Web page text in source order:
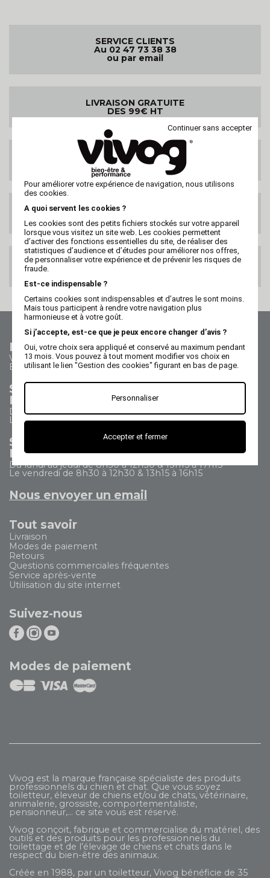
SERVICE CLIENTS
Au 02 47 73 38 38
ou par email
LIVRAISON GRATUITE
DES 99€ HT
LIVRAISON PARTOUT
DANS LE MONDE
SATISFAIT OU
REMBOURSE
PAIEMENT 100%
Nous contacter
Vos questions - nos réponses
Besoin d'aide ?
Service Commercial
Nous appeler au 02 47 73 38 38
Du lundi au jeudi de 8h30 à 17h30
Le vendredi de 8h30 à 17h
Service Après Vente
Nous appeler au 02 47 73 38 38
Du lundi au jeudi de 8h30 à 12h30 & 13h15 à 17h15
Le vendredi de 8h30 à 12h30 & 13h15 à 16h15
Nous envoyer un email
Tout savoir
Livraison
Modes de paiement
Retours
Questions commerciales fréquentes
Service après-vente
Utilisation du site internet
Suivez-nous
Modes de paiement
Vivog est la marque française spécialiste des produits
professionnels du chien et chat. Que vous soyez
toiletteur, éleveur de chiens et/ou de chats, vétérinaire,
animalerie, grossiste, comportementaliste,
pensionneur,... ce site vous est réservé.
Vivog conçoit, fabrique et commercialise du matériel, des
outils et des produits pour les professionnels du
toilettage et de l’élevage de chiens et chats dans le
respect du bien-être des animaux.
Créée en 1988, par un toiletteur, Vivog bénéficie de 35
Continuer sans accepter
Pour améliorer votre expérience de navigation, nous utilisons
des cookies.
A quoi servent les cookies ?
Les cookies sont des petits fichiers stockés sur votre appareil
lorsque vous visitez un site web. Les cookies permettent
d’activer des fonctions essentielles du site, de réaliser des
statistiques d’audience et d’études pour améliorer nos offres,
de personnaliser votre expérience et de prévenir les risques de
fraude.
Est-ce indispensable ?
Certains cookies sont indispensables et d’autres le sont moins.
Mais tous participent à rendre votre navigation plus
harmonieuse et à votre goût.
Si j’accepte, est-ce que je peux encore changer d’avis ?
Oui, votre choix sera appliqué et conservé au maximum pendant
13 mois. Vous pouvez à tout moment modifier vos choix en
utilisant le lien "Gestion des cookies" figurant en bas de page.
Personnaliser
Accepter et fermer